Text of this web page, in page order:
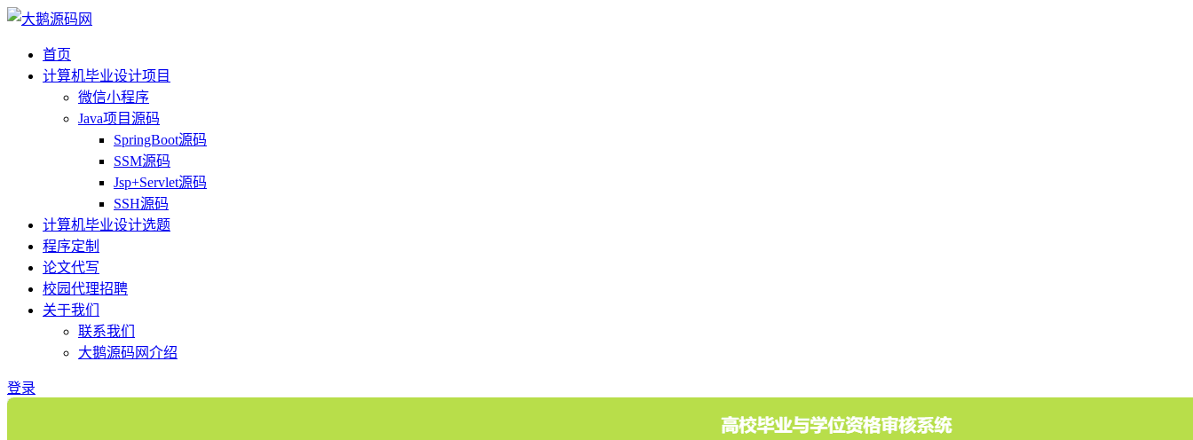
首页
计算机毕业设计项目
微信小程序
Java项目源码
SpringBoot源码
SSM源码
Jsp+Servlet源码
SSH源码
计算机毕业设计选题
程序定制
论文代写
校园代理招聘
关于我们
联系我们
大鹅源码网介绍
登录